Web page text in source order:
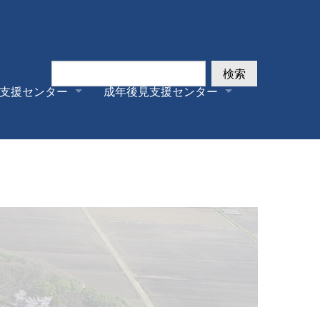
援センター 成年後見支援センター
検索